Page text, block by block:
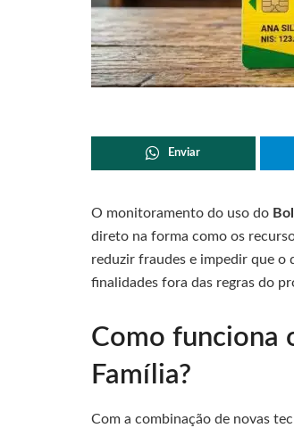
Enviar
O monitoramento do uso do
direto na forma como os
reduzir fraudes e impedir que o
finalidades fora das regras do
Como funciona
Família?
Com a combinação de novas